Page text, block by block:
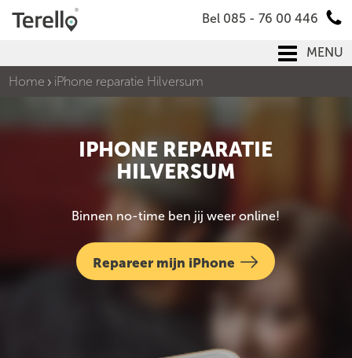
Bel 085 - 76 00 446
MENU
Home
iPhone reparatie Hilversum
IPHONE REPARATIE
HILVERSUM
Binnen no-time ben jij weer online!
Repareer mijn iPhone